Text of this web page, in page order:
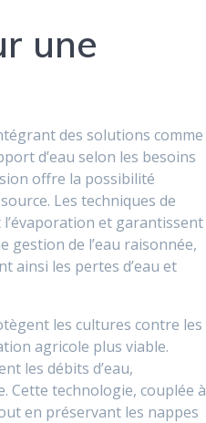
une
des solutions comme
d’eau selon les besoins
offre la possibilité
Les techniques de
et garantissent
gestion de l’eau raisonnée,
ainsi les pertes d’eau et
les cultures contre les
agricole plus viable.
les débits d’eau,
Cette technologie, couplée à
en préservant les nappes